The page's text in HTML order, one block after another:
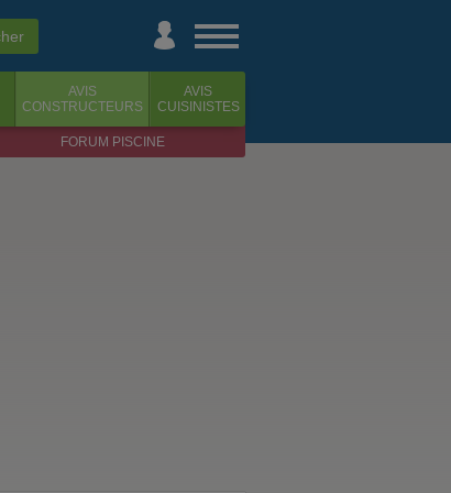
AVIS
CONSTRUCTEURS
AVIS
CUISINISTES
FORUM PISCINE